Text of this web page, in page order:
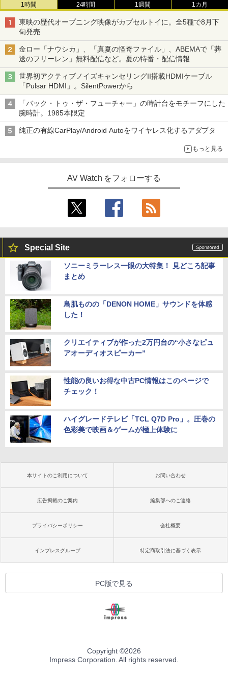
1時間 24時間 1週間 1カ月
東映の歴代オープニング映像がカプセルトイに。全5種で8月下
旬発売
金ロー「ナウシカ」、「真夏の怪奇ファイル」、ABEMAで「葬
送のフリーレン」無料配信など。夏の特番・配信情報
世界初アクティブノイズキャンセリングII搭載HDMIケーブル
「Pulsar HDMI」。SilentPowerから
「バック・トゥ・ザ・フューチャー」の時計台をモチーフにした
腕時計。1985本限定
純正の有線CarPlay/Android Autoをワイヤレス化するアダプタ
もっと見る
AV Watch をフォローする
Special Site
ソニーミラーレス一眼の大特集！ 見どころ記事
まとめ
鳥肌ものの「DENON HOME」サウンドを体感
した！
クリエイティブが作った2万円台の“小さなピュ
アオーディオスピーカー”
性能の良いお得な中古PC情報はこのページで
チェック！
ハイグレードテレビ「TCL Q7D Pro」。圧巻の
色彩美で映画＆ゲームが極上体験に
本サイトのご利用について お問い合わせ
広告掲載のご案内 編集部へのご連絡
プライバシーポリシー 会社概要
インプレスグループ 特定商取引法に基づく表示
PC版で見る
Copyright ©2026
Impress Corporation. All rights reserved.